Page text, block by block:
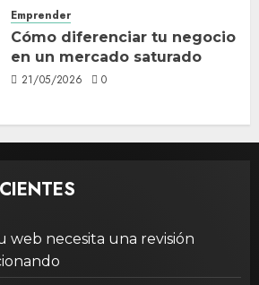
Emprender
Cómo diferenciar tu negocio
en un mercado saturado
21/05/2026 0
web necesita una revisión